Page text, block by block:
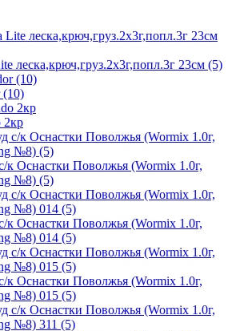
леска,крюч,груз.2х3г,попл.3г 23см (5)
(10)
2кр
к Оснастки Поволжья (Wormix 1.0г,
№8) (5)
к Оснастки Поволжья (Wormix 1.0г,
№8) 014 (5)
к Оснастки Поволжья (Wormix 1.0г,
№8) 015 (5)